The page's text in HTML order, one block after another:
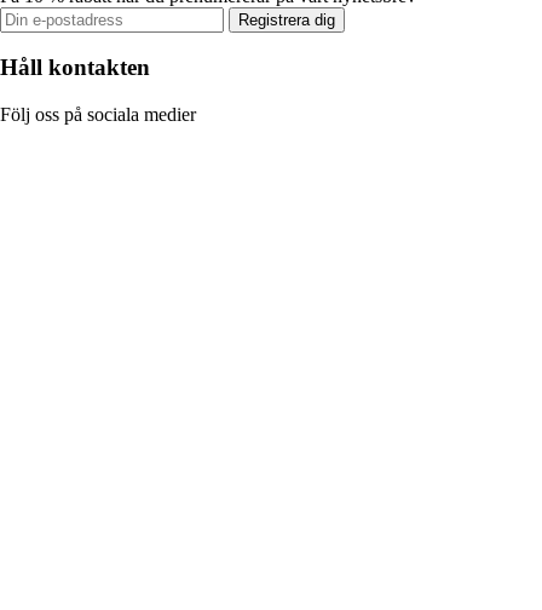
Registrera dig
Håll kontakten
Följ oss på sociala medier